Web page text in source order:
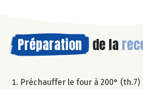
Préparation de la
Préchauffer le four à 200° (th.7)